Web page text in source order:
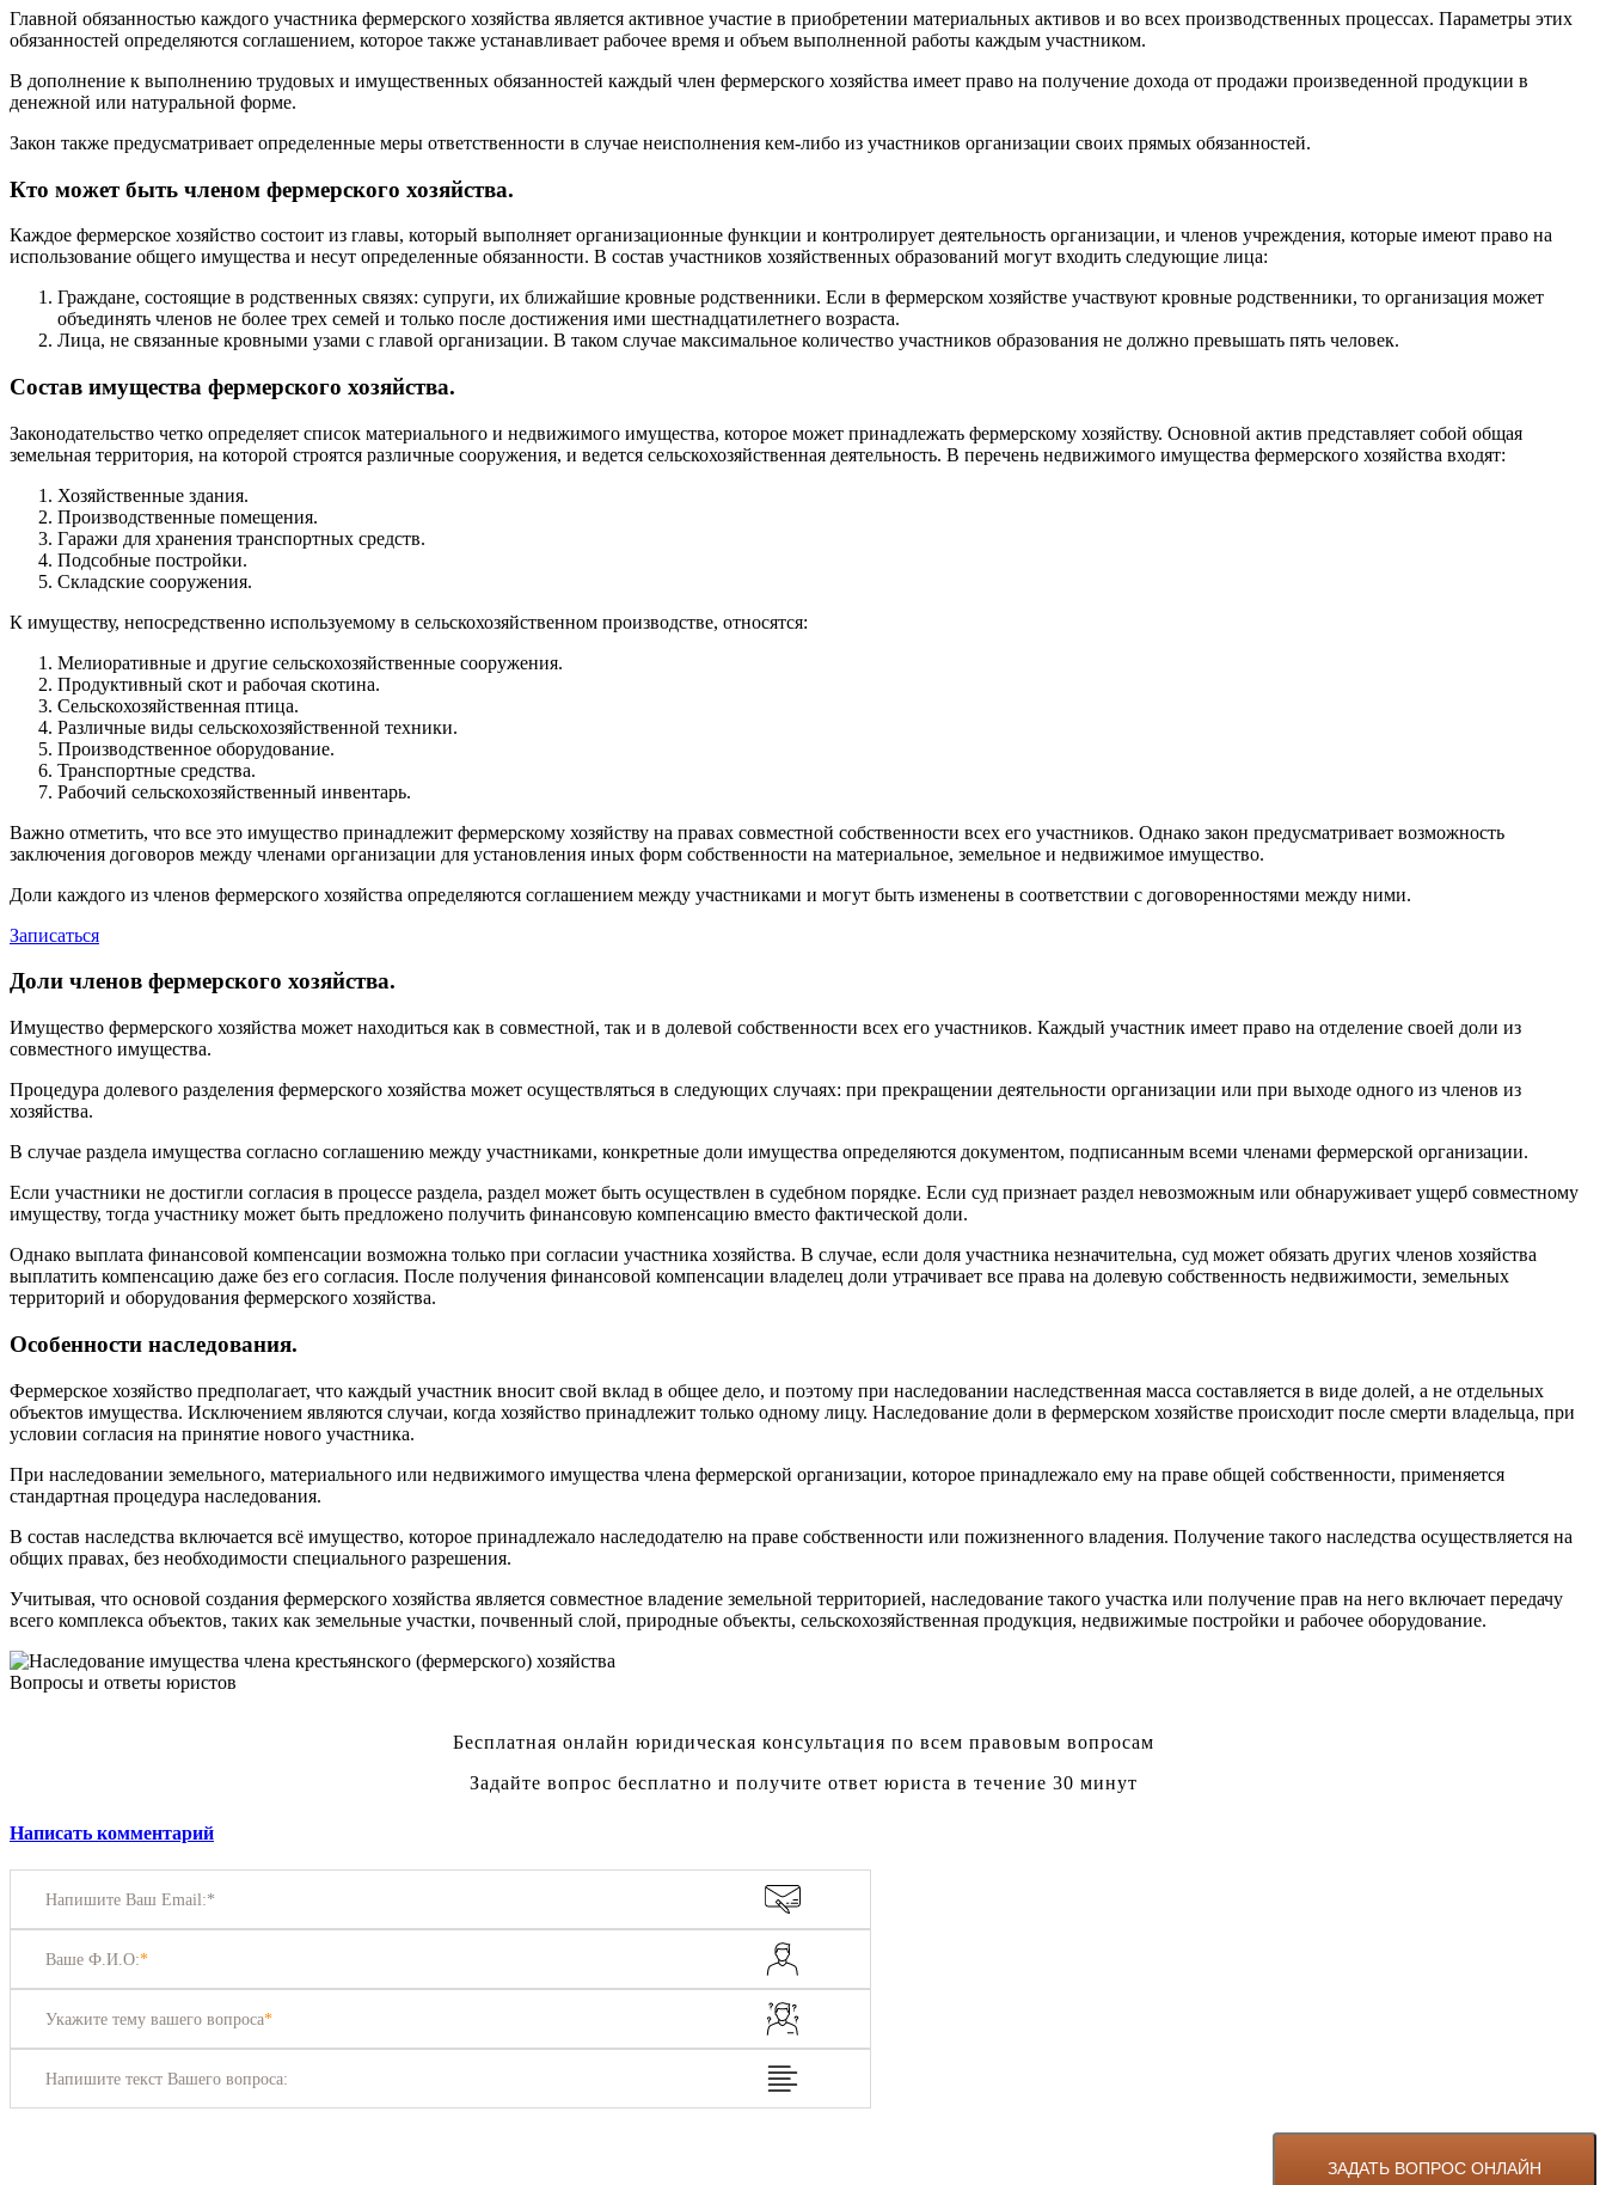
Главной обязанностью каждого участника фермерского хозяйства является активное участие в приобретении материальных активов и во всех производственных процессах. Параметры этих
обязанностей определяются соглашением, которое также устанавливает рабочее время и объем выполненной работы каждым участником.
В дополнение к выполнению трудовых и имущественных обязанностей каждый член фермерского хозяйства имеет право на получение дохода от продажи произведенной продукции в
денежной или натуральной форме.
Закон также предусматривает определенные меры ответственности в случае неисполнения кем-либо из участников организации своих прямых обязанностей.
Кто может быть членом фермерского хозяйства.
Каждое фермерское хозяйство состоит из главы, который выполняет организационные функции и контролирует деятельность организации, и членов учреждения, которые имеют право на
использование общего имущества и несут определенные обязанности. В состав участников хозяйственных образований могут входить следующие лица:
Граждане, состоящие в родственных связях: супруги, их ближайшие кровные родственники. Если в фермерском хозяйстве участвуют кровные родственники, то организация может
объединять членов не более трех семей и только после достижения ими шестнадцатилетнего возраста.
Лица, не связанные кровными узами с главой организации. В таком случае максимальное количество участников образования не должно превышать пять человек.
Состав имущества фермерского хозяйства.
Законодательство четко определяет список материального и недвижимого имущества, которое может принадлежать фермерскому хозяйству. Основной актив представляет собой общая
земельная территория, на которой строятся различные сооружения, и ведется сельскохозяйственная деятельность. В перечень недвижимого имущества фермерского хозяйства входят:
Хозяйственные здания.
Производственные помещения.
Гаражи для хранения транспортных средств.
Подсобные постройки.
Складские сооружения.
К имуществу, непосредственно используемому в сельскохозяйственном производстве, относятся:
Мелиоративные и другие сельскохозяйственные сооружения.
Продуктивный скот и рабочая скотина.
Сельскохозяйственная птица.
Различные виды сельскохозяйственной техники.
Производственное оборудование.
Транспортные средства.
Рабочий сельскохозяйственный инвентарь.
Важно отметить, что все это имущество принадлежит фермерскому хозяйству на правах совместной собственности всех его участников. Однако закон предусматривает возможность
заключения договоров между членами организации для установления иных форм собственности на материальное, земельное и недвижимое имущество.
Доли каждого из членов фермерского хозяйства определяются соглашением между участниками и могут быть изменены в соответствии с договоренностями между ними.
Записаться
Доли членов фермерского хозяйства.
Имущество фермерского хозяйства может находиться как в совместной, так и в долевой собственности всех его участников. Каждый участник имеет право на отделение своей доли из
совместного имущества.
Процедура долевого разделения фермерского хозяйства может осуществляться в следующих случаях: при прекращении деятельности организации или при выходе одного из членов из
хозяйства.
В случае раздела имущества согласно соглашению между участниками, конкретные доли имущества определяются документом, подписанным всеми членами фермерской организации.
Если участники не достигли согласия в процессе раздела, раздел может быть осуществлен в судебном порядке. Если суд признает раздел невозможным или обнаруживает ущерб совместному
имуществу, тогда участнику может быть предложено получить финансовую компенсацию вместо фактической доли.
Однако выплата финансовой компенсации возможна только при согласии участника хозяйства. В случае, если доля участника незначительна, суд может обязать других членов хозяйства
выплатить компенсацию даже без его согласия. После получения финансовой компенсации владелец доли утрачивает все права на долевую собственность недвижимости, земельных
территорий и оборудования фермерского хозяйства.
Особенности наследования.
Фермерское хозяйство предполагает, что каждый участник вносит свой вклад в общее дело, и поэтому при наследовании наследственная масса составляется в виде долей, а не отдельных
объектов имущества. Исключением являются случаи, когда хозяйство принадлежит только одному лицу. Наследование доли в фермерском хозяйстве происходит после смерти владельца, при
условии согласия на принятие нового участника.
При наследовании земельного, материального или недвижимого имущества члена фермерской организации, которое принадлежало ему на праве общей собственности, применяется
стандартная процедура наследования.
В состав наследства включается всё имущество, которое принадлежало наследодателю на праве собственности или пожизненного владения. Получение такого наследства осуществляется на
общих правах, без необходимости специального разрешения.
Учитывая, что основой создания фермерского хозяйства является совместное владение земельной территорией, наследование такого участка или получение прав на него включает передачу
всего комплекса объектов, таких как земельные участки, почвенный слой, природные объекты, сельскохозяйственная продукция, недвижимые постройки и рабочее оборудование.
Вопросы и ответы юристов
Бесплатная онлайн юридическая консультация по всем правовым вопросам
Задайте вопрос бесплатно и получите ответ юриста в течение 30 минут
Написать комментарий
Напишите Ваш Email:*
Ваше Ф.И.О:*
Укажите тему вашего вопроса*
Напишите текст Вашего вопроса: